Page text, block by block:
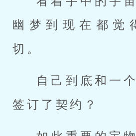
幽梦到现在都觉
切。
自己到底和一
签订了契约？